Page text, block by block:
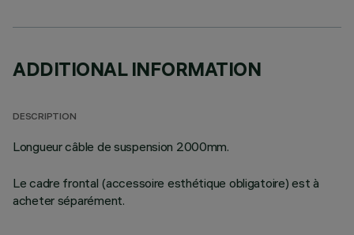
ADDITIONAL INFORMATION
DESCRIPTION
Longueur câble de suspension 2000mm.
Le cadre frontal (accessoire esthétique obligatoire) est à
acheter séparément.